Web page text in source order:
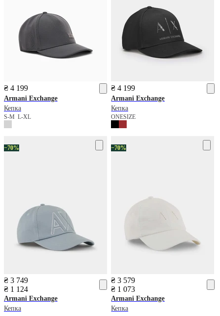
₴ 4 199
Armani Exchange
Кепка
S-M L-XL
₴ 4 199
Armani Exchange
Кепка
ONESIZE
−70%
₴ 3 749
₴ 1 124
Armani Exchange
Кепка
−70%
₴ 3 579
₴ 1 073
Armani Exchange
Кепка